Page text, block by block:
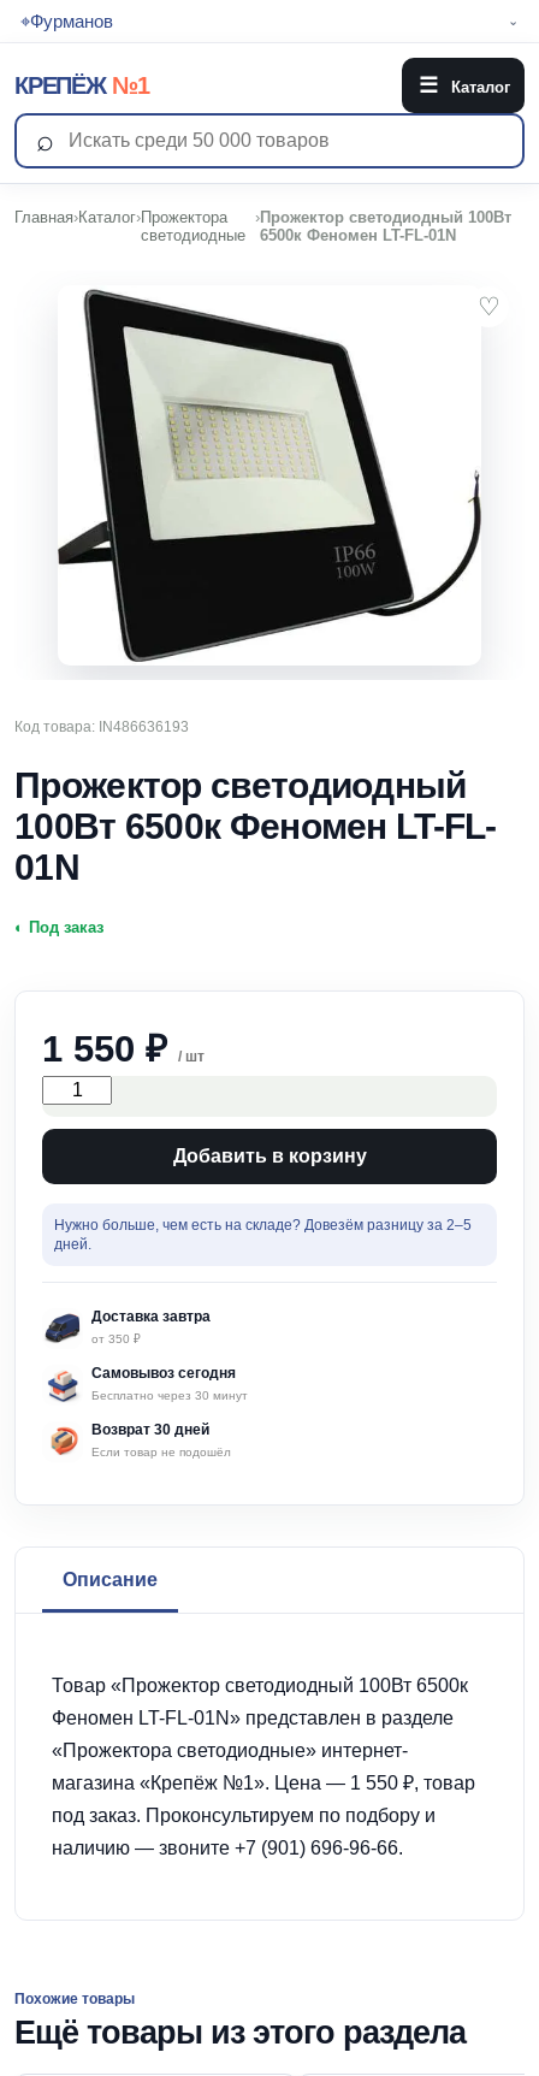
⌖Фурманов ⌄
КРЕПЁЖ №1 ☰ Каталог
⌕
Главная›Каталог›Прожектора
светодиодные
›Прожектор светодиодный 100Вт
6500к Феномен LT-FL-01N
♡
Код товара: IN486636193
Прожектор светодиодный
100Вт 6500к Феномен LT-FL-
01N
◐ Под заказ
1 550 ₽ / шт
Количество
товара
Прожектор
100Вт
Феномен
LT-
FL-
01N
Добавить в корзину
Нужно больше, чем есть на складе? Довезём разницу за 2–5
дней.
Доставка завтра
от 350 ₽
Самовывоз сегодня
Бесплатно через 30 минут
Возврат 30 дней
Если товар не подошёл
Описание
Товар «Прожектор светодиодный 100Вт 6500к
Феномен LT-FL-01N» представлен в разделе
«Прожектора светодиодные» интернет-
магазина «Крепёж №1». Цена — 1 550 ₽, товар
под заказ. Проконсультируем по подбору и
наличию — звоните +7 (901) 696-96-66.
Похожие товары
Ещё товары из этого раздела